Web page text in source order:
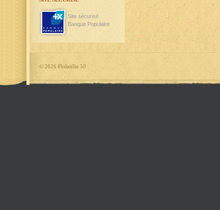
Site sécurisé
Banque Populaire
© 2026 Philatélie 50